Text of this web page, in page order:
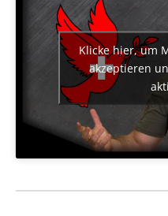
Klicke hier, um
akzeptieren